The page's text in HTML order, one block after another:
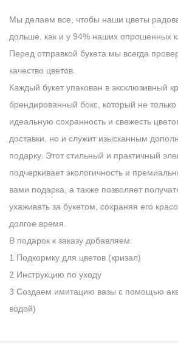
Мы делаем все, чтобы наши цветы
дольше, как и у 94% наших опрошенных
Перед отправкой букета мы всегда
качество цветов.
Каждый букет упакован в эксклюзивный
брендированный бокс, который не
идеальную сохранность и свежесть
доставки, но и служит изысканным
подарку. Этот стильный и практичный
подчеркивает экологичность и
вами подарка, а также позволяет
ухаживать за букетом, сохраняя его
долгое время.
В подарок к заказу добавляем:
1 Подкормку для цветов (кризал)
2 Инструкцию по уходу
3 Создаем имитацию вазы с помощью
водой)